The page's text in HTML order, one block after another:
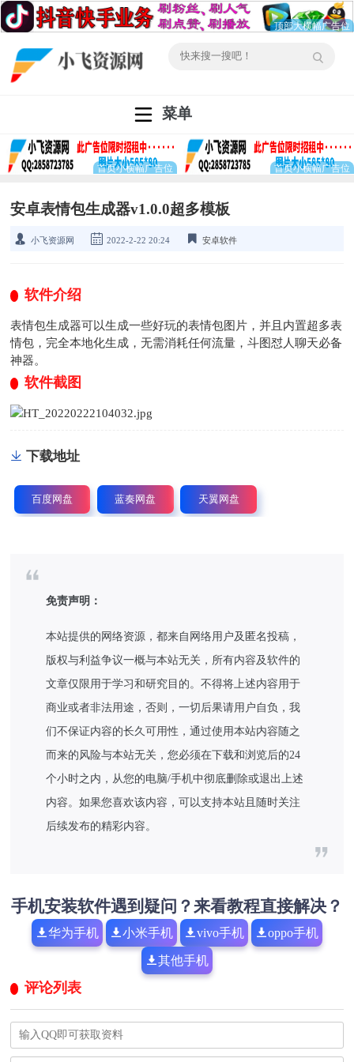
菜单
安卓表情包生成器v1.0.0超多模板
小飞资源网 2022-2-22 20:24 安卓软件
软件介绍
表情包生成器可以生成一些好玩的表情包图片，并且内置超多表
情包，完全本地化生成，无需消耗任何流量，斗图怼人聊天必备
神器。
软件截图
下载地址
百度网盘 蓝奏网盘 天翼网盘
免责声明：
本站提供的网络资源，都来自网络用户及匿名投稿，
版权与利益争议一概与本站无关，所有内容及软件的
文章仅限用于学习和研究目的。不得将上述内容用于
商业或者非法用途，否则，一切后果请用户自负，我
们不保证内容的长久可用性，通过使用本站内容随之
而来的风险与本站无关，您必须在下载和浏览后的24
个小时之内，从您的电脑/手机中彻底删除或退出上述
内容。如果您喜欢该内容，可以支持本站且随时关注
后续发布的精彩内容。
手机安装软件遇到疑问？来看教程直接解决？
华为手机 小米手机 vivo手机 oppo手机
其他手机
评论列表